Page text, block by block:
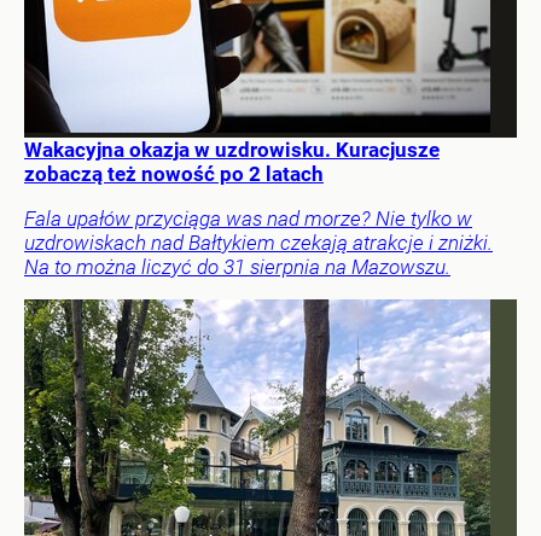
Wakacyjna okazja w uzdrowisku. Kuracjusze
zobaczą też nowość po 2 latach
Fala upałów przyciąga was nad morze? Nie tylko w
uzdrowiskach nad Bałtykiem czekają atrakcje i zniżki.
Na to można liczyć do 31 sierpnia na Mazowszu.